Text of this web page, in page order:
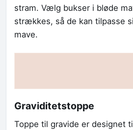
stram. Vælg bukser i bløde
strækkes, så de kan tilpasse
mave.
Graviditetstoppe
Toppe til gravide er designet